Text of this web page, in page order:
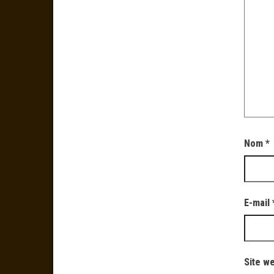
Nom*
E-mail
Site